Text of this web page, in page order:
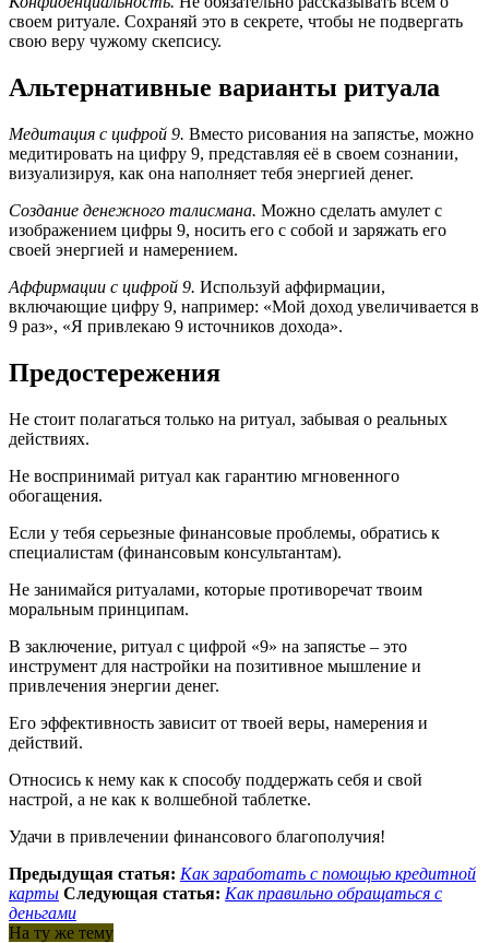
своем ритуале. Сохраняй это в секрете, чтобы не подвергать
свою веру чужому скепсису.
Альтернативные варианты ритуала
Медитация с цифрой 9. Вместо рисования на запястье, можно
медитировать на цифру 9, представляя её в своем сознании,
визуализируя, как она наполняет тебя энергией денег.
Создание денежного талисмана. Можно сделать амулет с
изображением цифры 9, носить его с собой и заряжать его
своей энергией и намерением.
Аффирмации с цифрой 9. Используй аффирмации,
включающие цифру 9, например: «Мой доход увеличивается в
9 раз», «Я привлекаю 9 источников дохода».
Предостережения
Не стоит полагаться только на ритуал, забывая о реальных
действиях.
Не воспринимай ритуал как гарантию мгновенного
обогащения.
Если у тебя серьезные финансовые проблемы, обратись к
специалистам (финансовым консультантам).
Не занимайся ритуалами, которые противоречат твоим
моральным принципам.
В заключение, ритуал с цифрой «9» на запястье – это
инструмент для настройки на позитивное мышление и
привлечения энергии денег.
Его эффективность зависит от твоей веры, намерения и
действий.
Относись к нему как к способу поддержать себя и свой
настрой, а не как к волшебной таблетке.
Удачи в привлечении финансового благополучия!
Предыдущая статья: Как заработать с помощью кредитной
карты Следующая статья: Как правильно обращаться с
деньгами
На ту же тему